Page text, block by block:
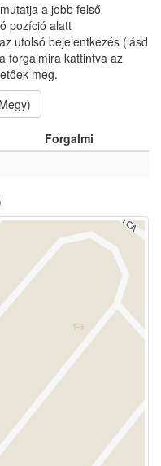
a jobb felső
pozíció alatt
utolsó bejelentkezés (lásd
forgalmira kattintva az
meg.
Forgalmi